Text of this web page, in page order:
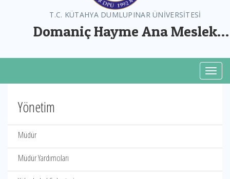
T.C. KÜTAHYA DUMLUPINAR ÜNİVERSİTESİ
Domaniç Hayme Ana Meslek
Yönetim
Müdür
Müdür Yardımcıları